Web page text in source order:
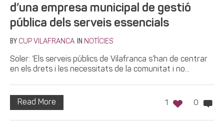
d’una empresa municipal de gestió
pública dels serveis essencials
BY CUP VILAFRANCA IN NOTÍCIES
Soler: ‘Els serveis públics de Vilafranca s’han de centrar
en els drets i les necessitats de la comunitat i no...
1 0
Read More